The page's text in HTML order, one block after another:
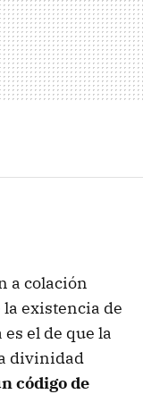
a colación
existencia de
el de que la
divinidad
código de